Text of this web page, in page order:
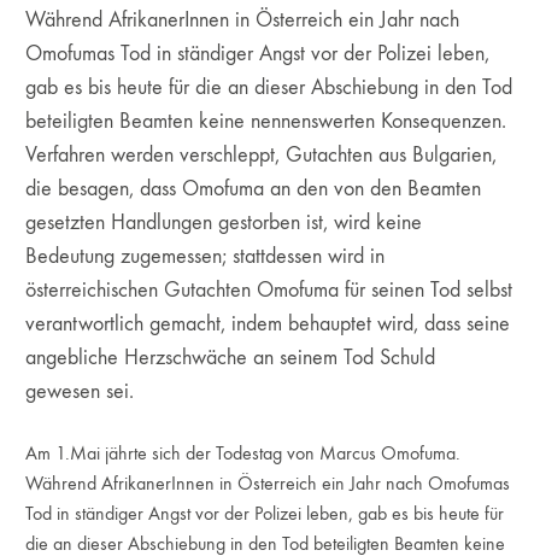
Während AfrikanerInnen in Österreich ein Jahr nach
Omofumas Tod in ständiger Angst vor der Polizei leben,
gab es bis heute für die an dieser Abschiebung in den Tod
beteiligten Beamten keine nennenswerten Konsequenzen.
Verfahren werden verschleppt, Gutachten aus Bulgarien,
die besagen, dass Omofuma an den von den Beamten
gesetzten Handlungen gestorben ist, wird keine
Bedeutung zugemessen; stattdessen wird in
österreichischen Gutachten Omofuma für seinen Tod selbst
verantwortlich gemacht, indem behauptet wird, dass seine
angebliche Herzschwäche an seinem Tod Schuld
gewesen sei.
Am 1.Mai jährte sich der Todestag von Marcus Omofuma.
Während AfrikanerInnen in Österreich ein Jahr nach Omofumas
Tod in ständiger Angst vor der Polizei leben, gab es bis heute für
die an dieser Abschiebung in den Tod beteiligten Beamten keine